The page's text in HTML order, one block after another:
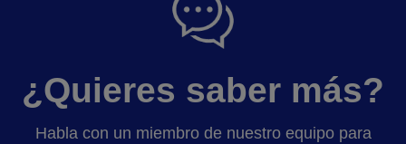
¿Quieres saber más?
Habla con un miembro de nuestro equipo para